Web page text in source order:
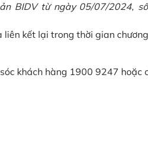
BIDV từ ngày 05/07/2024,
liên kết lại trong thời gian
khách hàng 1900 9247